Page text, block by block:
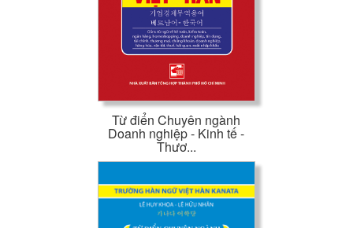
Từ điển Chuyên ngành
Doanh nghiệp - Kinh tế -
Thươ...